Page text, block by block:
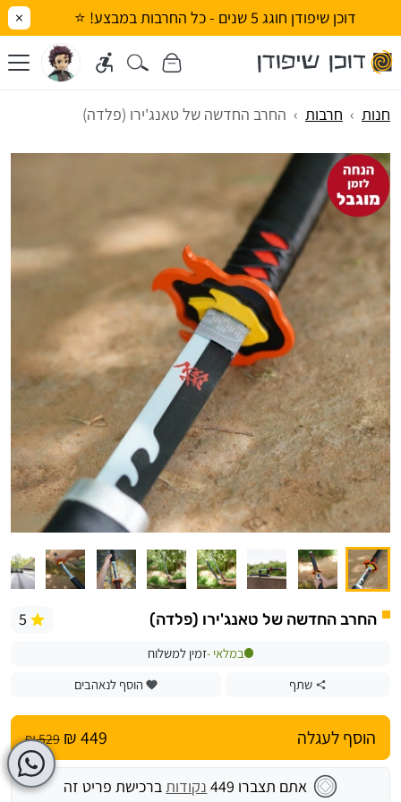
דוכן שיפודן חוגג 5 שנים - כל החרבות במבצע! ⭐ ×
חנות חרבות החרב החדשה של טאנג'ירו (פלדה)
החרב החדשה של טאנג'ירו (פלדה) 5
במלאי -זמין למשלוח
שתף
הוסף לנאהבים
הוסף לעגלה 449 ₪
529 ₪
אתם תצברו 449 נקודות ברכישת פריט זה